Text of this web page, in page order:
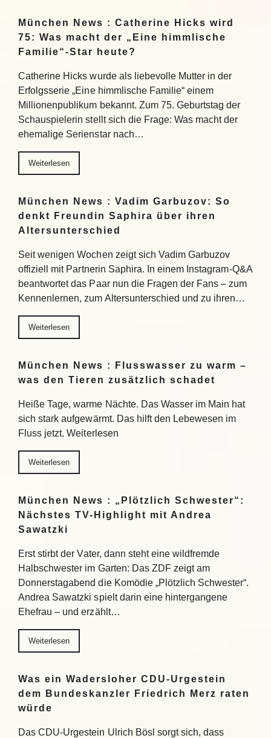
München News : Catherine Hicks wird
75: Was macht der „Eine himmlische
Familie“-Star heute?
Catherine Hicks wurde als liebevolle Mutter in der
Erfolgsserie „Eine himmlische Familie“ einem
Millionenpublikum bekannt. Zum 75. Geburtstag der
Schauspielerin stellt sich die Frage: Was macht der
ehemalige Serienstar nach…
Weiterlesen
München News : Vadim Garbuzov: So
denkt Freundin Saphira über ihren
Altersunterschied
Seit wenigen Wochen zeigt sich Vadim Garbuzov
offiziell mit Partnerin Saphira. In einem Instagram-Q&A
beantwortet das Paar nun die Fragen der Fans – zum
Kennenlernen, zum Altersunterschied und zu ihren…
Weiterlesen
München News : Flusswasser zu warm –
was den Tieren zusätzlich schadet
Heiße Tage, warme Nächte. Das Wasser im Main hat
sich stark aufgewärmt. Das hilft den Lebewesen im
Fluss jetzt. Weiterlesen
Weiterlesen
München News : „Plötzlich Schwester“:
Nächstes TV-Highlight mit Andrea
Sawatzki
Erst stirbt der Vater, dann steht eine wildfremde
Halbschwester im Garten: Das ZDF zeigt am
Donnerstagabend die Komödie „Plötzlich Schwester“.
Andrea Sawatzki spielt darin eine hintergangene
Ehefrau – und erzählt…
Weiterlesen
Was ein Wadersloher CDU-Urgestein
dem Bundeskanzler Friedrich Merz raten
würde
Das CDU-Urgestein Ulrich Bösl sorgt sich, dass